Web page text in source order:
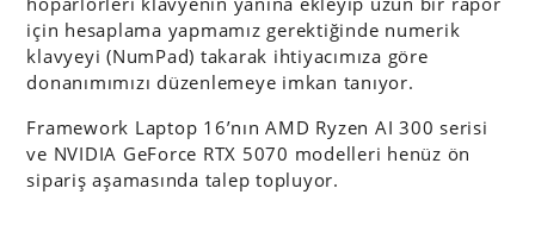
için hesaplama yapmamız gerektiğinde numerik
klavyeyi (NumPad) takarak ihtiyacımıza göre
donanımımızı düzenlemeye imkan tanıyor.
Framework Laptop 16’nın AMD Ryzen AI 300 serisi
ve NVIDIA GeForce RTX 5070 modelleri henüz ön
sipariş aşamasında talep topluyor.